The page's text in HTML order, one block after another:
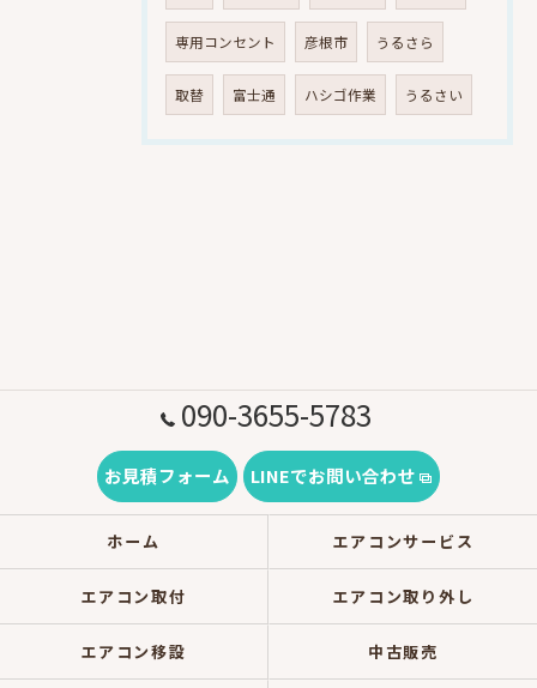
専用コンセント 彦根市 うるさら
取替 富士通 ハシゴ作業 うるさい
090-3655-5783
お見積フォーム LINEでお問い合わせ
ホーム エアコンサービス
エアコン取付 エアコン取り外し
エアコン移設 中古販売